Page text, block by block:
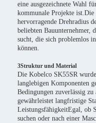
eine ausgezeichnete Wahl
kommunale Projekte ist.Die
hervorragende Drehradius
beliebten Bauunternehmer,
sucht, die sich problemlos
können.
3Struktur und Material
Die Kobelco SK55SR
langlebigen Komponenten
Bedingungen zuverlässig
gewährleistet langfristige
LeistungsfähigkeitEgal, ob
suchen oder nach einer